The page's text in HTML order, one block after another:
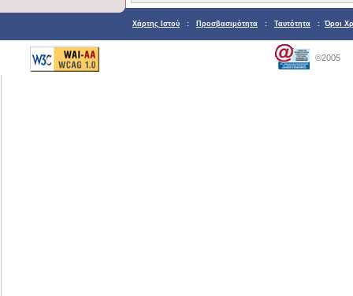
Χάρτης Ιστού : Προσβασιμότητα : Ταυτότητα : Όροι
©2005